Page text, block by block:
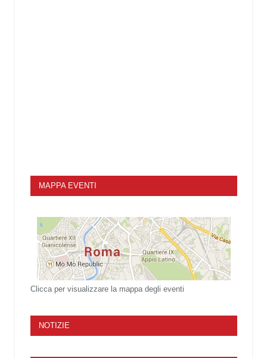
MAPPA EVENTI
Clicca per visualizzare la mappa degli eventi
NOTIZIE